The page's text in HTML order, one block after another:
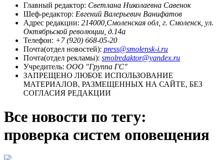
Главный редактор: Светлана Николаевна Савенок
Шеф-редактор: Евгений Валерьевич Ванифатов
Адрес редакции: 214000,Смоленская обл, г. Смоленск, ул.
Октябрьской революции, д.14а
Телефон: +7 (920) 668-05-20
Почта(отдел новостей): press@smolensk-i.ru
Почта(отдел рекламы): smolredaktor@yandex.ru
Учредитель: ООО "Группа ГС"
ЗАПРЕЩЕНО ЛЮБОЕ ИСПОЛЬЗОВАНИЕ
МАТЕРИАЛОВ, РАЗМЕЩЕННЫХ НА САЙТЕ, БЕЗ
СОГЛАСИЯ РЕДАКЦИИ
Все новости по тегу:
проверка систем оповещения